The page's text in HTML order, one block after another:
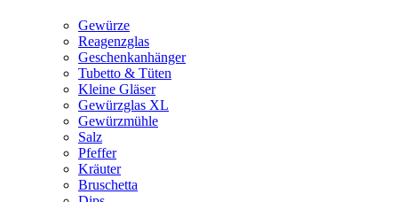
Gewürze
Reagenzglas
Geschenkanhänger
Tubetto & Tüten
Kleine Gläser
Gewürzglas XL
Gewürzmühle
Salz
Pfeffer
Kräuter
Bruschetta